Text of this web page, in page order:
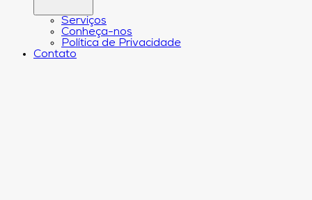
Serviços
Conheça-nos
Política de Privacidade
Contato